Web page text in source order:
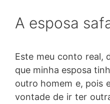
A esposa
Este meu conto real,
que minha esposa
outro homem e, pois
vontade de ir ter